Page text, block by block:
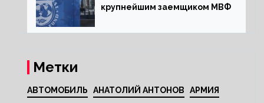
крупнейшим заемщиком МВФ
Метки
АВТОМОБИЛЬ АНАТОЛИЙ АНТОНОВ АРМИЯ